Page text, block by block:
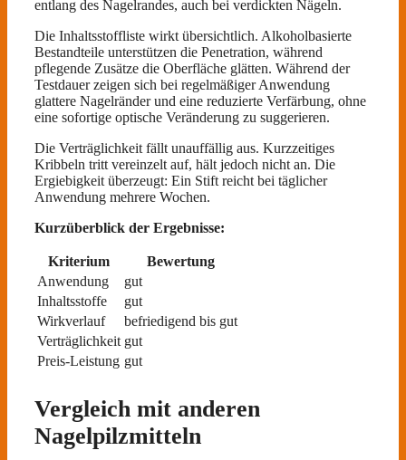
entlang des Nagelrandes, auch bei verdickten Nägeln.
Die Inhaltsstoffliste wirkt übersichtlich. Alkoholbasierte
Bestandteile unterstützen die Penetration, während
pflegende Zusätze die Oberfläche glätten. Während der
Testdauer zeigen sich bei regelmäßiger Anwendung
glattere Nagelränder und eine reduzierte Verfärbung, ohne
eine sofortige optische Veränderung zu suggerieren.
Die Verträglichkeit fällt unauffällig aus. Kurzzeitiges
Kribbeln tritt vereinzelt auf, hält jedoch nicht an. Die
Ergiebigkeit überzeugt: Ein Stift reicht bei täglicher
Anwendung mehrere Wochen.
Kurzüberblick der Ergebnisse:
Kriterium
Bewertung
Anwendung
gut
Inhaltsstoffe
gut
Wirkverlauf
befriedigend bis gut
Verträglichkeit gut
Preis-Leistung gut
Vergleich mit anderen
Nagelpilzmitteln